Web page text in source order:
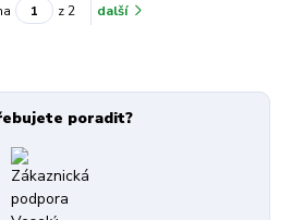
z 2 další
poradit?